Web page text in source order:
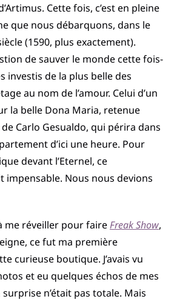
Cette fois, c’est en pleine
que nous débarquons, dans le
(1590, plus exactement).
de sauver le monde cette fois-
investis de la plus belle des
au nom de l’amour. Celui d’un
la belle Dona Maria, retenue
Carlo Gesualdo, qui périra dans
d’ici une heure. Pour
devant l’Eternel, ce
impensable. Nous nous devions
me réveiller pour faireFreak Show,
ce fut ma première
curieuse boutique. J’avais vu
et eu quelques échos de mes
n’était pas totale. Mais